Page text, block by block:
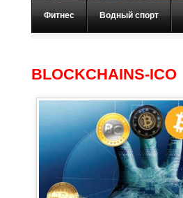
Фитнес Водный спорт
BLOCKCHAINS-ICO